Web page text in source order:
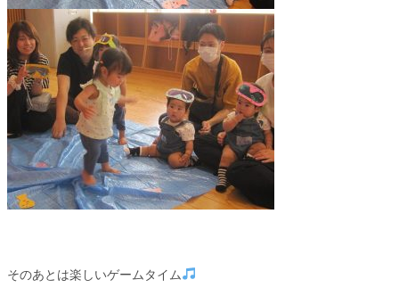
そのあとは楽しいゲームタイム